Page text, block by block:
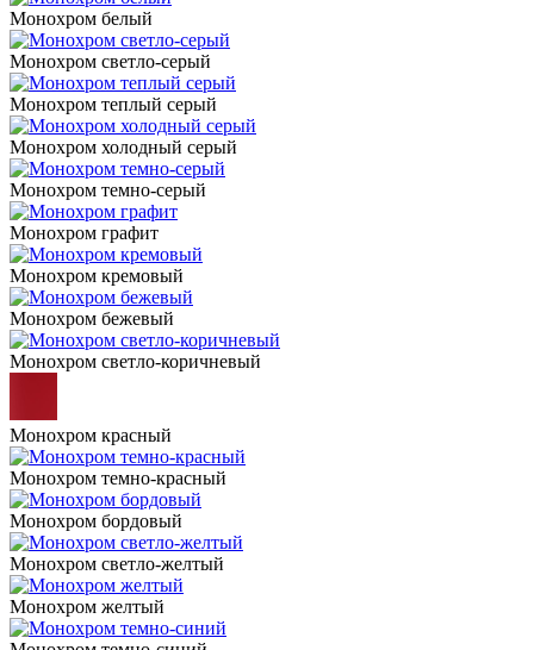
Монохром белый
Монохром светло-серый
Монохром теплый серый
Монохром холодный серый
Монохром темно-серый
Монохром графит
Монохром кремовый
Монохром бежевый
Монохром светло-коричневый
Монохром красный
Монохром темно-красный
Монохром бордовый
Монохром светло-желтый
Монохром желтый